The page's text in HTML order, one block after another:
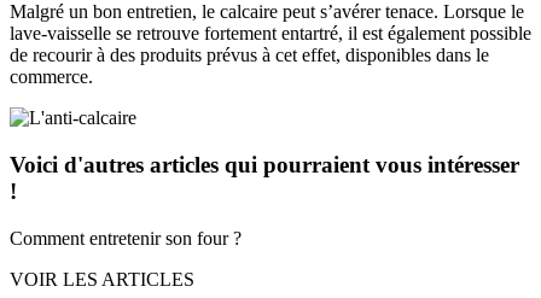
Malgré un bon entretien, le calcaire peut s’avérer tenace. Lorsque le
lave-vaisselle se retrouve fortement entartré, il est également possible
de recourir à des produits prévus à cet effet, disponibles dans le
commerce.
Voici d'autres articles qui pourraient vous intéresser
!
Comment entretenir son four ?
VOIR LES ARTICLES